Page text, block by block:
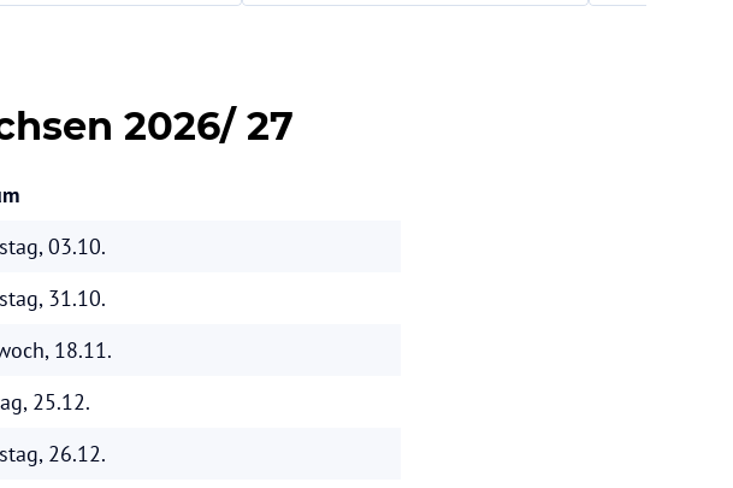
2026/ 27
03.10.
31.10.
18.11.
25.12.
26.12.